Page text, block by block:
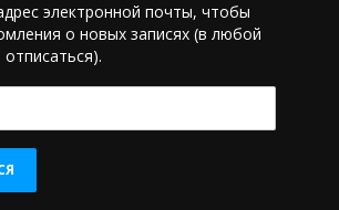
электронной почты, чтобы
о новых записях (в любой